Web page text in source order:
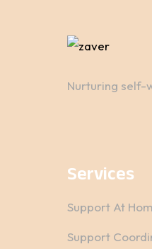
Nurturing self-
Services
Support At
Support